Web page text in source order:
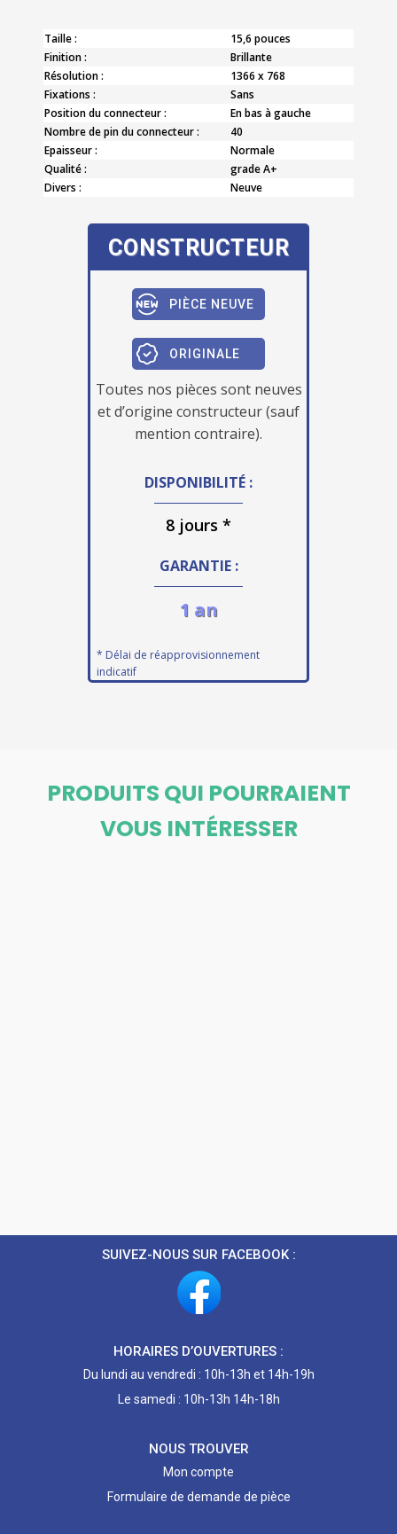
Taille :
15,6 pouces
Finition :
Brillante
Résolution :
1366 x 768
Fixations :
Sans
Position du connecteur :
En bas à gauche
Nombre de pin du connecteur :
40
Epaisseur :
Normale
Qualité :
grade A+
Divers :
Neuve
CONSTRUCTEUR
PIÈCE NEUVE
ORIGINALE
Toutes nos pièces sont neuves
et d’origine constructeur (sauf
mention contraire).
DISPONIBILITÉ :
8 jours *
GARANTIE :
1 an
* Délai de réapprovisionnement
indicatif
PRODUITS QUI POURRAIENT
VOUS INTÉRESSER
SUIVEZ-NOUS SUR FACEBOOK :
HORAIRES D’OUVERTURES :
Du lundi au vendredi : 10h-13h et 14h-19h
Le samedi : 10h-13h 14h-18h
NOUS TROUVER
Mon compte
Formulaire de demande de pièce